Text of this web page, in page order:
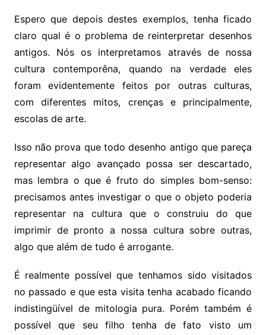
Espero que depois destes exemplos, tenha ficado
claro qual é o problema de reinterpretar desenhos
antigos. Nós os interpretamos através de nossa
cultura contemporêna, quando na verdade eles
foram evidentemente feitos por outras culturas,
com diferentes mitos, crenças e principalmente,
escolas de arte.
Isso não prova que todo desenho antigo que pareça
representar algo avançado possa ser descartado,
mas lembra o que é fruto do simples bom-senso:
precisamos antes investigar o que o objeto poderia
representar na cultura que o construiu do que
imprimir de pronto a nossa cultura sobre outras,
algo que além de tudo é arrogante.
É realmente possível que tenhamos sido visitados
no passado e que esta visita tenha acabado ficando
indistingüível de mitologia pura. Porém também é
possível que seu filho tenha de fato visto um